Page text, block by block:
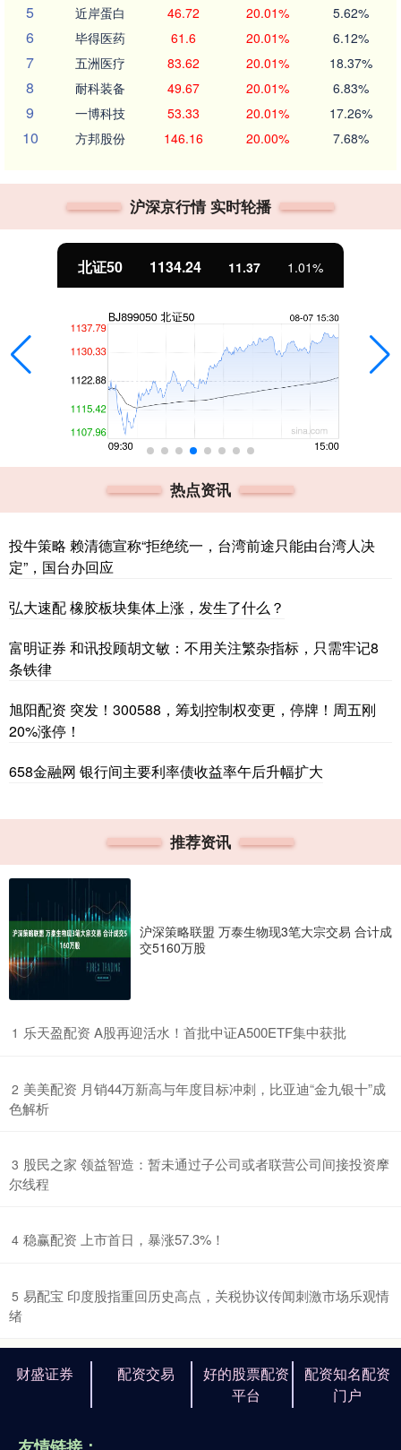
5 近岸蛋白 46.72 20.01% 5.62%
6 毕得医药 61.6 20.01% 6.12%
7 五洲医疗 83.62 20.01% 18.37%
8 耐科装备 49.67 20.01% 6.83%
9 一博科技 53.33 20.01% 17.26%
10 方邦股份 146.16 20.00% 7.68%
沪深京行情 实时轮播
北证50 1134.24 11.37 1.01%
热点资讯
投牛策略 赖清德宣称“拒绝统一，台湾前途只能由台湾人决
定”，国台办回应
弘大速配 橡胶板块集体上涨，发生了什么？
富明证券 和讯投顾胡文敏：不用关注繁杂指标，只需牢记8
条铁律
旭阳配资 突发！300588，筹划控制权变更，停牌！周五刚
20%涨停！
658金融网 银行间主要利率债收益率午后升幅扩大
推荐资讯
沪深策略联盟 万泰生物现3笔大宗交易 合计成
交5160万股
1 ​乐天盈配资 A股再迎活水！首批中证A500ETF集中获批
2 ​美美配资 月销44万新高与年度目标冲刺，比亚迪“金九银十”成
色解析
3 ​股民之家 领益智造：暂未通过子公司或者联营公司间接投资摩
尔线程
4 ​稳赢配资 上市首日，暴涨57.3%！
5 ​易配宝 印度股指重回历史高点，关税协议传闻刺激市场乐观情
绪
财盛证券 配资交易
好的股票配资
平台
配资知名配资
门户